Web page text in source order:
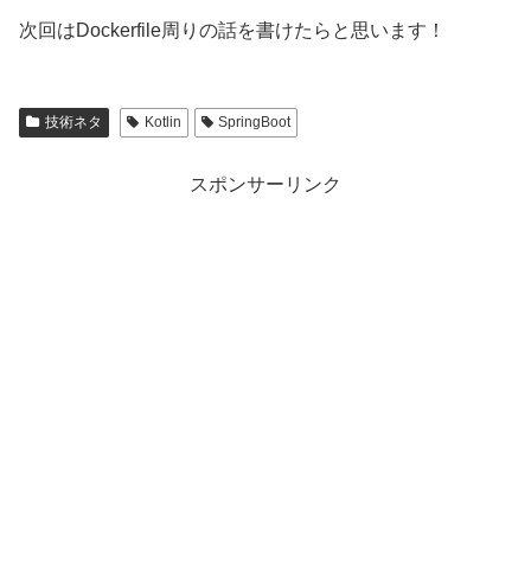
次回はDockerfile周りの話を書けたらと思います！
技術ネタ Kotlin SpringBoot
スポンサーリンク